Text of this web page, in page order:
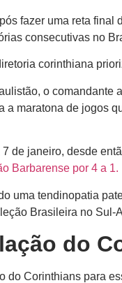
fazer uma reta
consecutivas no
corinthiana
o
a maratona de jogos
de janeiro, desde
Barbarense por 4 a 1.
uma tendinopatia
Brasileira no
do
do Corinthians para